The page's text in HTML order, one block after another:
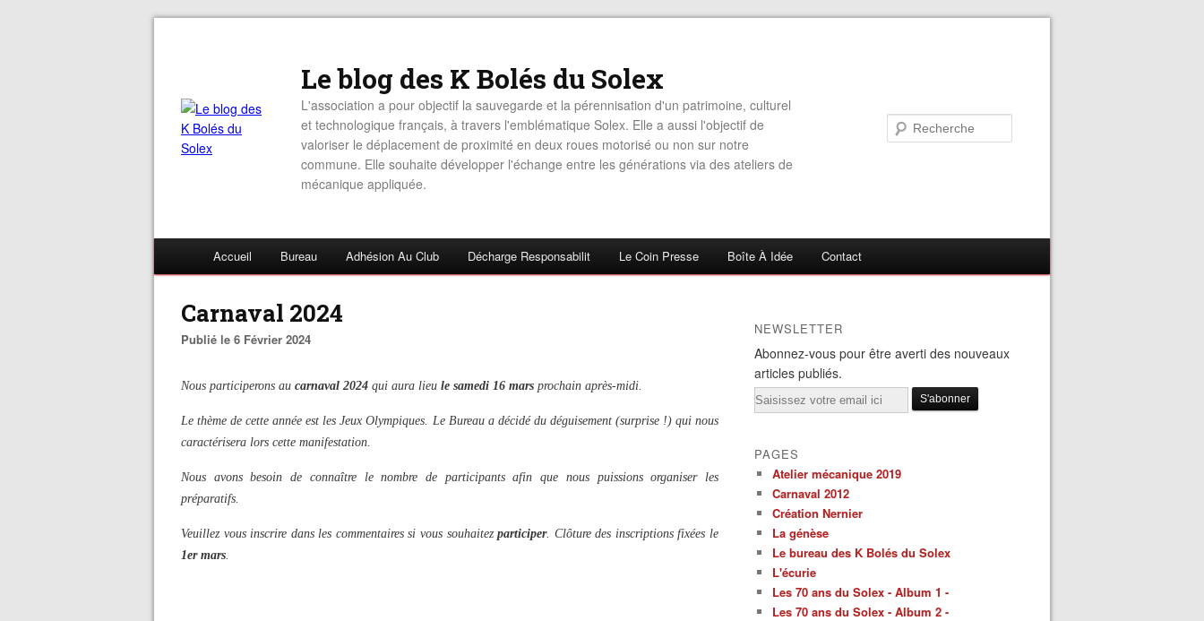
Le blog des K Bolés du Solex
L'association a pour objectif la sauvegarde et la pérennisation d'un patrimoine, culturel
et technologique français, à travers l'emblématique Solex. Elle a aussi l'objectif de
valoriser le déplacement de proximité en deux roues motorisé ou non sur notre
commune. Elle souhaite développer l'échange entre les générations via des ateliers de
mécanique appliquée.
Accueil Bureau Adhésion Au Club Décharge Responsabilit Le Coin Presse Boîte À Idée Contact
Carnaval 2024
Publié le 6 Février 2024
Nous participerons au carnaval 2024 qui aura lieu le samedi 16 mars prochain après-midi.
Le thème de cette année est les Jeux Olympiques. Le Bureau a décidé du déguisement (surprise !) qui nous
caractérisera lors cette manifestation.
Nous avons besoin de connaître le nombre de participants afin que nous puissions organiser les
préparatifs.
Veuillez vous inscrire dans les commentaires si vous souhaitezparticiper. Clôture des inscriptions fixées le
1er mars.
NEWSLETTER
Abonnez-vous pour être averti des nouveaux
articles publiés.
Email
PAGES
Atelier mécanique 2019
Carnaval 2012
Création Nernier
La génèse
Le bureau des K Bolés du Solex
L'écurie
Les 70 ans du Solex - Album 1 -
Les 70 ans du Solex - Album 2 -